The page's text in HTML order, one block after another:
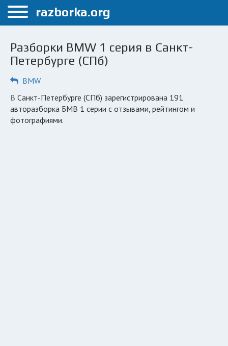
Меню
Санкт-Петербург
Автосервисы
Разборки BMW 1 серия в Санкт-
Петербурге (СПб)
BMW
в Санкт-Петербурге (СПб) зарегистрирована 191
авторазборка БМВ 1 серии с отзывами, рейтингом и
фотографиями.
razborka.org